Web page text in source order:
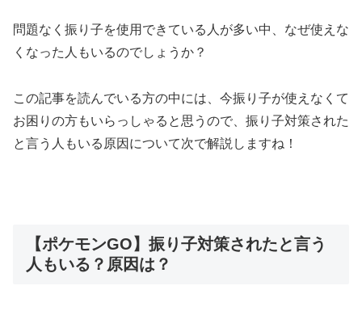
問題なく振り子を使用できている人が多い中、なぜ使えな
くなった人もいるのでしょうか？
この記事を読んでいる方の中には、今振り子が使えなくて
お困りの方もいらっしゃると思うので、振り子対策された
と言う人もいる原因について次で解説しますね！
【ポケモンGO】振り子対策されたと言う
人もいる？原因は？